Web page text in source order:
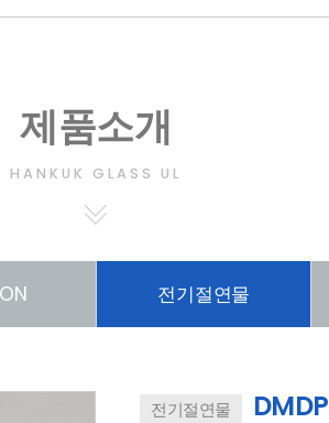
제품소개
HANKUK GLASS UL
전기절연물
전기절연물